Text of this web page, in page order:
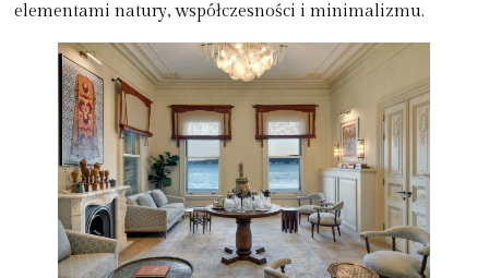
elementami natury, współczesności i minimalizmu.